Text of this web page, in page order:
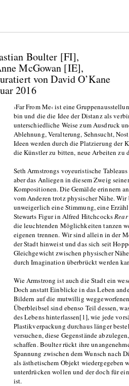
Boulter [FI],
McGowan [IE],
von David O’Kane
2016
›Far From Me‹ ist eine
bin und die die Idee der Distanz als
unterschiedliche Weise zum Ausdruck
Ablehnung, Veralterung, Sehnsucht,
Ideen werden durch die Platzierung der
die Künstler zu bitten, neue Arbeiten zu
Seth Armstrongs voyeuristische
aber das Anliegen in diesem Zweig
Kompositionen. Die Gemälde erinnern
vom Anderen trotz physischer Nähe.
unweigerlich eine Stimmung, eine
Stewarts Figur in Alfred Hitchcocks
die leuchtenden Möglichkeiten tanzen
eigenen trennen. Wir sind allein in der
der Stadt hinweist und das sich seit
Gleichgewicht zwischen physischer
durch Imagination überbrückt werden
Wie Armstrong ist auch die Stadt ein
Doch anstatt Einblicke in das Leben
Bildern auf die mutwillig
Überbleibsel sind ebenso Teil dessen,
des Lebens hinterlassen[1], wie jede
Plastikverpackung durchaus länger
versuchen, diese Gegenstände
schaffen. Boulter rückt ihre
Spannung zwischen dem Wunsch nach
als ästhetischem Objekt wiedergegeben
unterdrücken wollen und der doch für
ist.